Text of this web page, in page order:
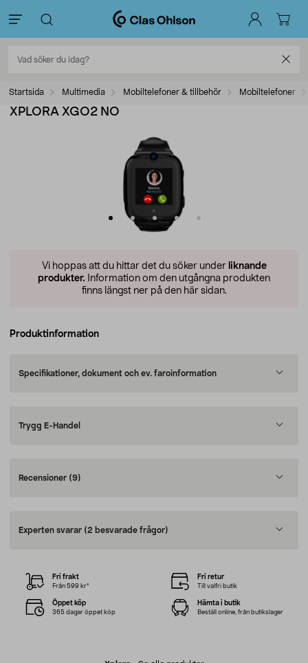
Startsida Multimedia Mobiltelefoner & tillbehör Mobiltelefoner
XPLORA XGO2 NO
Vi hoppas att du hittar det du söker under liknande
produkter. Information om den utgångna produkten
finns längst ner på den här sidan.
Produktinformation
Specifikationer, dokument och ev. faroinformation
Trygg E-Handel
Recensioner (9)
Experten svarar (2 besvarade frågor)
Fri frakt
Från 599 kr*
Fri retur
Till valfri butik
Öppet köp
365 dagar öppet köp
Hämta i butik
Beställ online, från butikslager